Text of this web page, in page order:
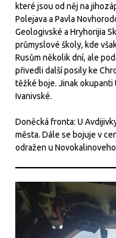
které jsou od něj na
Polejava a Pavla
Geologivské a Hryhorijia
průmyslové školy, kde
Rusům několik dní, ale
přivedli další posily ke
těžké boje. Jinak okupanti
Ivanivské.
Doněcká fronta: U
města. Dále se bojuje v
odražen u